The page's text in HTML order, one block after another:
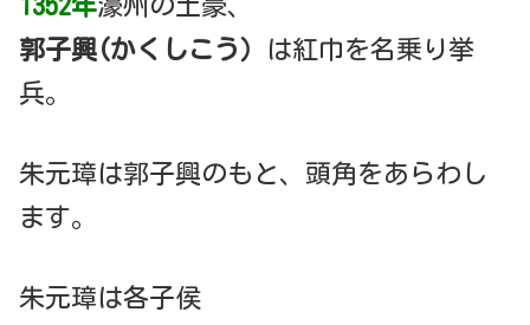
1352年濠州の土豪、
郭子興(かくしこう） は紅巾を名乗り挙
兵。
朱元璋は郭子興のもと、頭角をあらわし
ます。
朱元璋は各子侯